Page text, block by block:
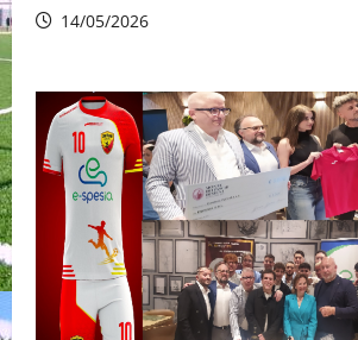
14/05/2026